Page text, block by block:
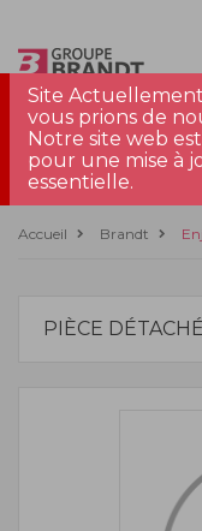
Site
vous prions de
Notre site web
pour une mise à
essentielle.
Accueil Brandt
PIÈCE